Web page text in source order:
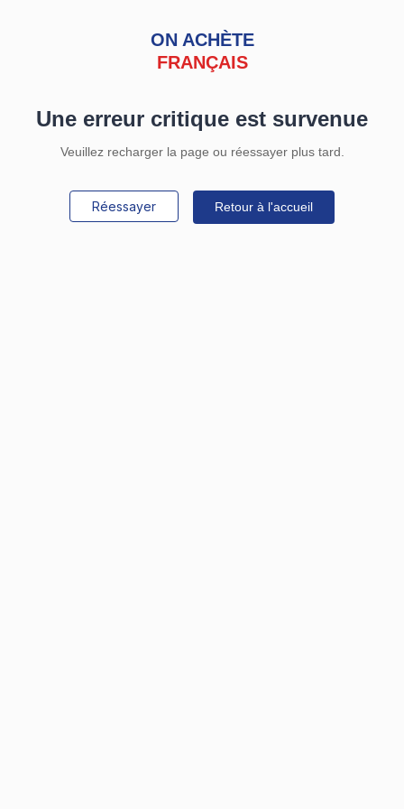
ON ACHÈTE
FRANÇAIS
Une erreur critique est survenue
Veuillez recharger la page ou réessayer plus tard.
Réessayer Retour à l'accueil